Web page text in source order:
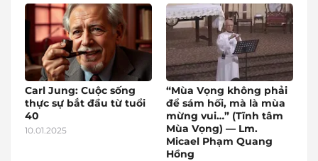
Carl Jung: Cuộc sống
thực sự bắt đầu từ tuổi
40
10.01.2025
“Mùa Vọng không phải
để sám hối, mà là mùa
mừng vui…” (Tĩnh tâm
Mùa Vọng) — Lm.
Micael Phạm Quang
Hồng